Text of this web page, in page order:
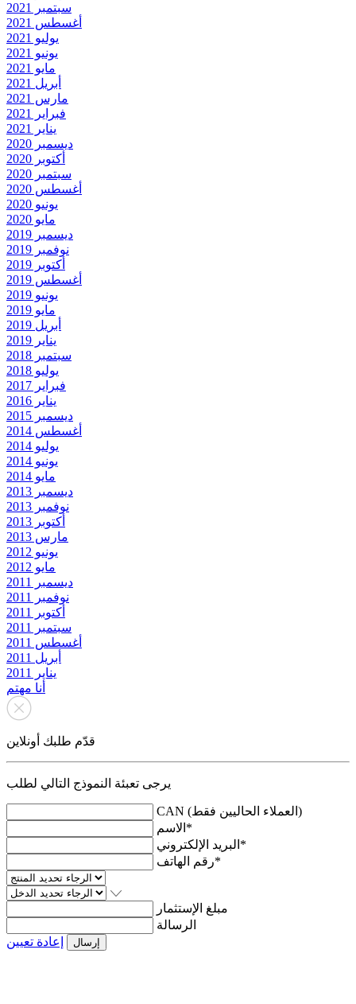
سبتمبر 2021
أغسطس 2021
يوليو 2021
يونيو 2021
مايو 2021
أبريل 2021
مارس 2021
فبراير 2021
يناير 2021
ديسمبر 2020
أكتوبر 2020
سبتمبر 2020
أغسطس 2020
يونيو 2020
مايو 2020
ديسمبر 2019
نوفمبر 2019
أكتوبر 2019
أغسطس 2019
يونيو 2019
مايو 2019
أبريل 2019
يناير 2019
سبتمبر 2018
يوليو 2018
فبراير 2017
يناير 2016
ديسمبر 2015
أغسطس 2014
يوليو 2014
يونيو 2014
مايو 2014
ديسمبر 2013
نوفمبر 2013
أكتوبر 2013
مارس 2013
يونيو 2012
مايو 2012
ديسمبر 2011
نوفمبر 2011
أكتوبر 2011
سبتمبر 2011
أغسطس 2011
أبريل 2011
يناير 2011
أنا مهتم
قدّم طلبك أونلاين
يرجى تعبئة النموذج التالي لطلب
CAN (العملاء الحاليين فقط)
الاسم*
البريد الإلكتروني*
رقم الهاتف*
مبلغ الإستثمار
الرسالة
إعادة تعيين